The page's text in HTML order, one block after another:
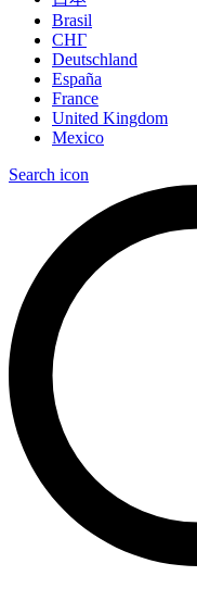
Brasil
СНГ
Deutschland
España
France
United Kingdom
Mexico
Search icon